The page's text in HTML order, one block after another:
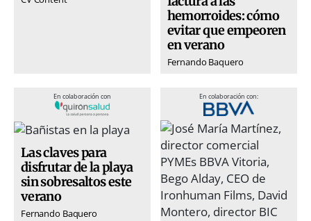
hemorroides: cómo
evitar que empeoren
en verano
Fernando Baquero
En colaboración con
Las claves para
disfrutar de la playa
sin sobresaltos este
verano
Fernando Baquero
En colaboración con: